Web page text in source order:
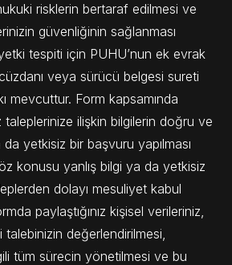
risklerin bertaraf edilmesi ve
güvenliğinin sağlanması
tespiti için PUHU’nun ek evrak
veya sürücü belgesi sureti
mevcuttur. Form kapsamında
ilişkin bilgilerin doğru ve
yetkisiz bir başvuru yapılması
konusu yanlış bilgi ya da yetkisiz
dolayı mesuliyet kabul
paylaştığınız kişisel verileriniz,
talebinizin değerlendirilmesi,
tüm sürecin yönetilmesi ve bu